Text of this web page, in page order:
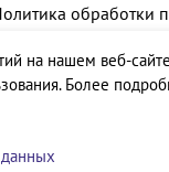
обработки
на нашем веб-
Более